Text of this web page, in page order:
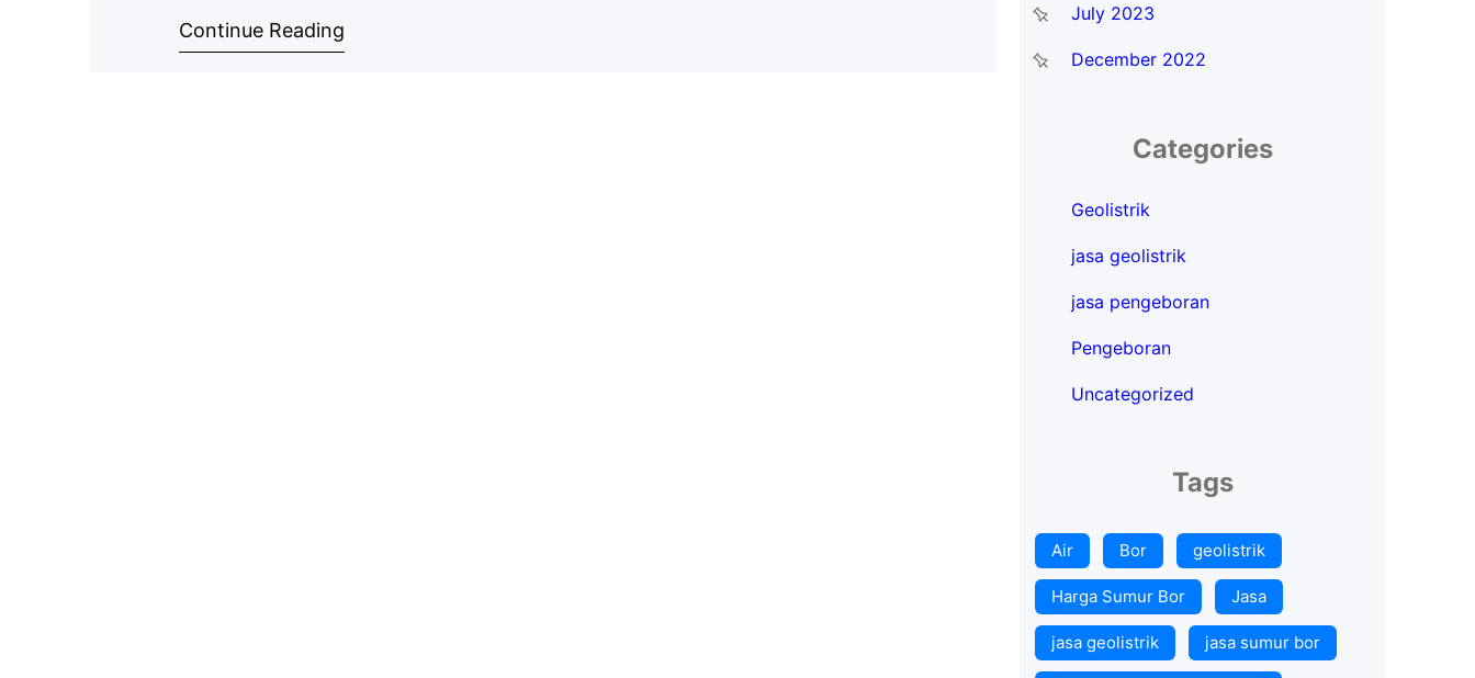
lainnya. Berkaitan dengan hal ini, biasanya akan ada yang namanya jasa
Continue Reading
July 2023
December 2022
Categories
Geolistrik
jasa geolistrik
jasa pengeboran
Pengeboran
Uncategorized
Tags
Air Bor geolistrik
Harga Sumur Bor Jasa
jasa geolistrik jasa sumur bor